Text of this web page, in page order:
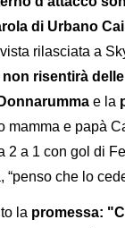
di Urbano
rilasciata a
risentirà
Donnarumma e la
mamma e papà
2 a 1 con gol di
“penso che lo
la promessa: